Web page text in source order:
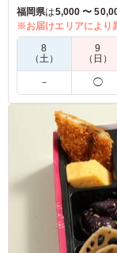
4.0 水城ジ
写真どおりに彩
キン南蛮弁当な
も出てましたが
でした。 シャケ
す。 白ごはん
ったです。 ま
ご利用シーン：ジ
福岡県太宰府市高
福岡県は5,000 〜
※お届けエリアにより
8
（土）
9
（日）
－ ◯